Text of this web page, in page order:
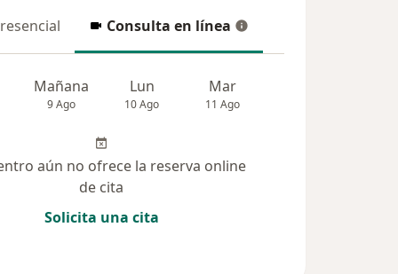
Consulta en línea
Consulta en línea
Mañana
9 Ago
Lun
10 Ago
Mar
11 Ago
aún no ofrece la reserva online
de cita
Solicita una cita